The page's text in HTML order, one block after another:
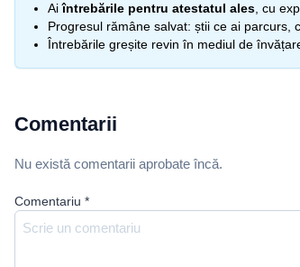
Aiîntrebările pentru atestatul ales , cu
Progresul rămâne salvat: știi ce ai parcurs,
Întrebările greșite revin în mediul de
Comentarii
Nu există comentarii aprobate încă.
Comentariu *